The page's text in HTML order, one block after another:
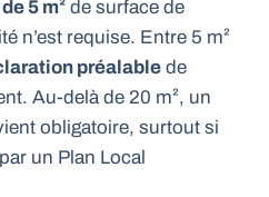
5 m² de surface de
n’est requise. Entre 5 m²
préalable de
Au-delà de 20 m², un
obligatoire, surtout si
un Plan Local